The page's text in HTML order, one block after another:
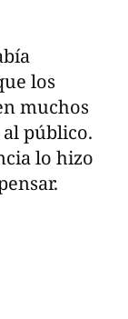
los
muchos
público.
lo hizo